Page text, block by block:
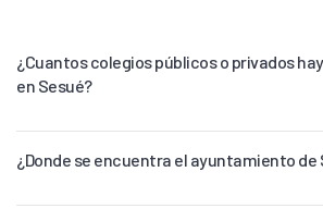
¿Cuantos colegios públicos o privados
en Sesué?
¿Donde se encuentra el ayuntamiento de